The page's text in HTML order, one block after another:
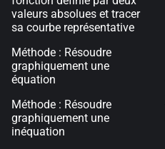
valeurs absolues et tracer
sa courbe représentative
Méthode : Résoudre
graphiquement une
équation
Méthode : Résoudre
graphiquement une
inéquation